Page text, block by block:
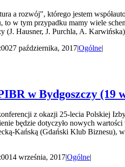
a rozwój", którego jestem
to w tym przypadku mamy wiele
(J. Hausner, J. Purchla, A.
27 października, 2017|Ogólne|
w Bydgoszczy (19
z okazji 25-lecia Polskiej
będzie dotyczyło nowych
Kańską (Gdański Klub
14 września, 2017|Ogólne|